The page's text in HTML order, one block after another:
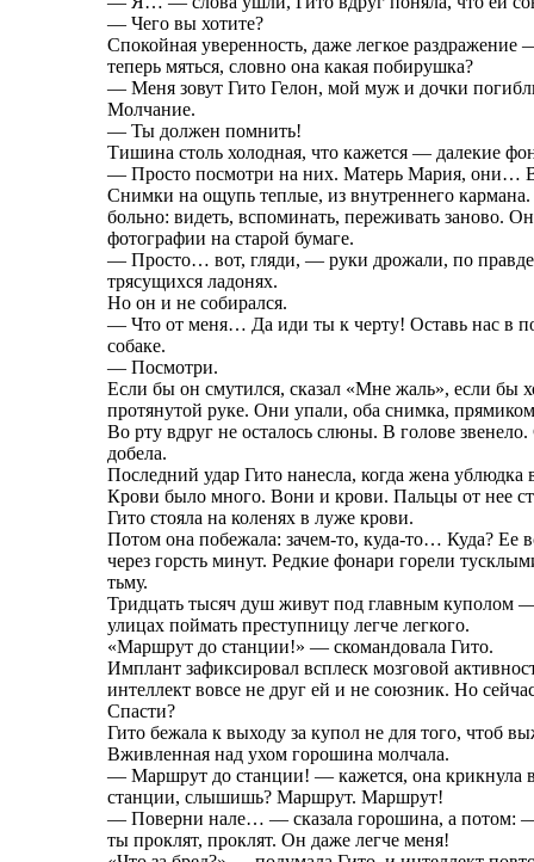
— Чего вы хотите?
Спокойная уверенность, даже легкое
теперь мяться, словно она какая побирушка?
— Меня зовут Гито Гелон, мой муж и дочки
Молчание.
— Ты должен помнить!
Тишина столь холодная, что кажется — далекие
— Просто посмотри на них. Матерь Мария, они…
Снимки на ощупь теплые, из внутреннего
больно: видеть, вспоминать, переживать заново.
фотографии на старой бумаге.
— Просто… вот, гляди, — руки дрожали, по правде
трясущихся ладонях.
Но он и не собирался.
— Что от меня… Да иди ты к черту! Оставь нас в
собаке.
— Посмотри.
Если бы он смутился, сказал «Мне жаль», если бы
протянутой руке. Они упали, оба снимка,
Во рту вдруг не осталось слюны. В голове
добела.
Последний удар Гито нанесла, когда жена ублюдка
Крови было много. Вони и крови. Пальцы от нее
Гито стояла на коленях в луже крови.
Потом она побежала: зачем-то, куда-то… Куда? Ее
через горсть минут. Редкие фонари горели
тьму.
Тридцать тысяч душ живут под главным куполом
улицах поймать преступницу легче легкого.
«Маршрут до станции!» — скомандовала Гито.
Имплант зафиксировал всплеск мозговой
интеллект вовсе не друг ей и не союзник. Но
Спасти?
Гито бежала к выходу за купол не для того, чтоб
Вживленная над ухом горошина молчала.
— Маршрут до станции! — кажется, она крикнула
станции, слышишь? Маршрут. Маршрут!
— Поверни нале… — сказала горошина, а потом:
ты проклят, проклят. Он даже легче меня!